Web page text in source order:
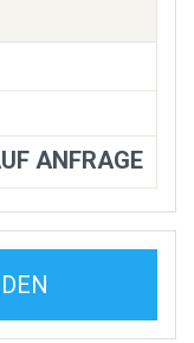
ANFRAGE